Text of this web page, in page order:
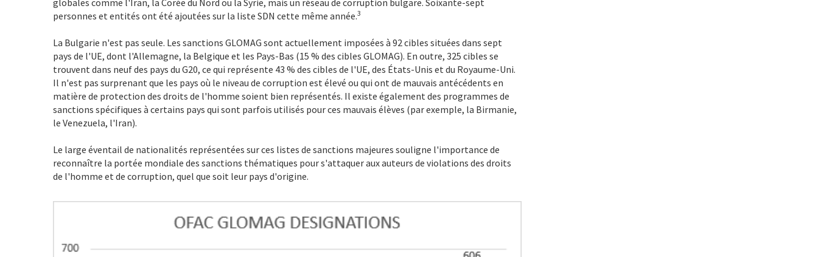
personnes et entités ont été ajoutées sur la liste SDN cette même année.3
La Bulgarie n'est pas seule. Les sanctions GLOMAG sont actuellement imposées à 92 cibles situées dans sept
pays de l'UE, dont l'Allemagne, la Belgique et les Pays-Bas (15 % des cibles GLOMAG). En outre, 325 cibles se
trouvent dans neuf des pays du G20, ce qui représente 43 % des cibles de l'UE, des États-Unis et du Royaume-Uni.
Il n'est pas surprenant que les pays où le niveau de corruption est élevé ou qui ont de mauvais antécédents en
matière de protection des droits de l'homme soient bien représentés. Il existe également des programmes de
sanctions spécifiques à certains pays qui sont parfois utilisés pour ces mauvais élèves (par exemple, la Birmanie,
le Venezuela, l'Iran).
Le large éventail de nationalités représentées sur ces listes de sanctions majeures souligne l'importance de
reconnaître la portée mondiale des sanctions thématiques pour s'attaquer aux auteurs de violations des droits
de l'homme et de corruption, quel que soit leur pays d'origine.